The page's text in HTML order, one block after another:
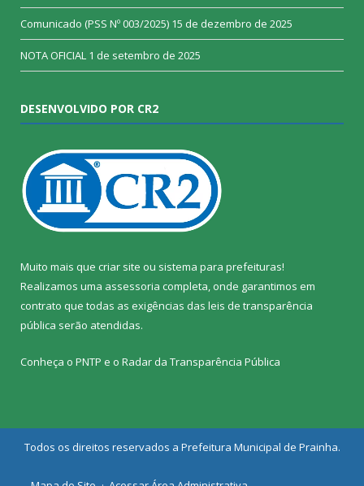
Comunicado (PSS Nº 003/2025) 15 de dezembro de 2025
NOTA OFICIAL 1 de setembro de 2025
DESENVOLVIDO POR CR2
Muito mais que criar site ou sistema para prefeituras!
Realizamos uma assessoria completa, onde garantimos em
contrato que todas as exigências das leis de transparência
pública serão atendidas.
Conheça o PNTP e o Radar da Transparência Pública
Todos os direitos reservados a Prefeitura Municipal de Prainha.